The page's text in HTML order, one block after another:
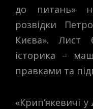
до питань»
розвідки
Києва». Лист
історика –
правками та
«Крип’якевичі